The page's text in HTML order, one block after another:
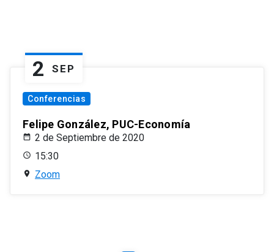
2 SEP
Conferencias
Felipe González, PUC-Economía
2 de Septiembre de 2020
15:30
Zoom